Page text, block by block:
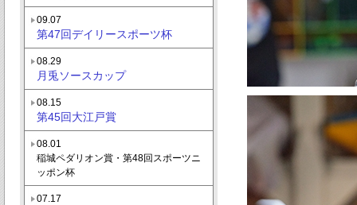
09.07
第47回デイリースポーツ杯
08.29
月兎ソースカップ
08.15
第45回大江戸賞
08.01
稲城ペダリオン賞・第48回スポーツニ
ッポン杯
07.17